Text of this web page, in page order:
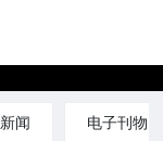
闻 电子刊物